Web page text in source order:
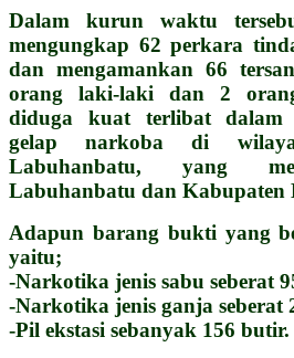
Dalam kurun waktu
mengungkap 62 perkara
dan mengamankan 66
orang laki-laki dan 2
diduga kuat terlibat dalam
gelap narkoba di
Labuhanbatu, yang
Labuhanbatu dan Kabupaten
Adapun barang bukti yang
yaitu;
-Narkotika jenis sabu seberat
-Narkotika jenis ganja seberat
-Pil ekstasi sebanyak 156 butir.